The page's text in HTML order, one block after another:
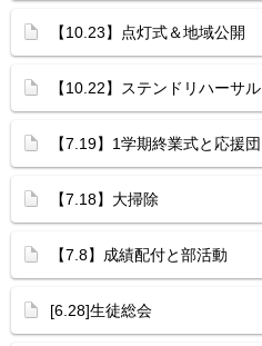
【10.23】点灯式＆地域公開
【10.22】ステンドリハーサル
【7.19】1学期終業式と応援団
【7.18】大掃除
【7.8】成績配付と部活動
[6.28]生徒総会